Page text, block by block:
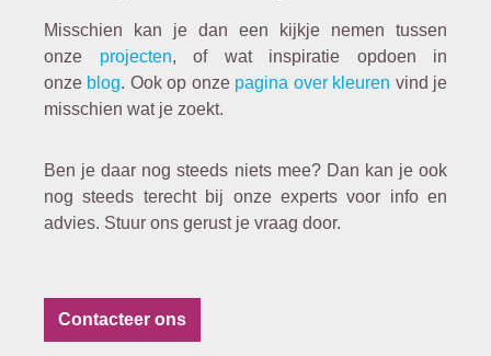
Misschien kan je dan een kijkje nemen tussen
onze projecten, of wat inspiratie opdoen in
onze blog. Ook op onze pagina over kleuren vind je
misschien wat je zoekt.
Ben je daar nog steeds niets mee? Dan kan je ook
nog steeds terecht bij onze experts voor info en
advies. Stuur ons gerust je vraag door.
Contacteer ons